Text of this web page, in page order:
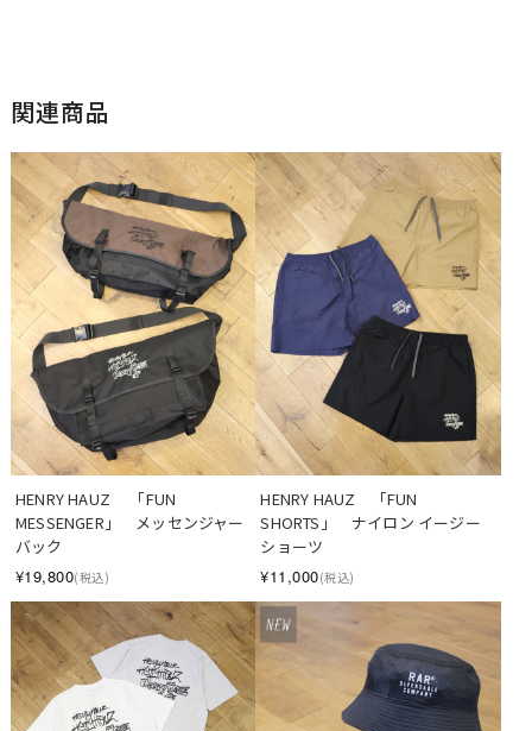
関連商品
HENRY HAUZ 　「FUN
MESSENGER」　メッセンジャー
バック
¥19,800(税込)
HENRY HAUZ　「FUN
SHORTS」　ナイロン イージー
ショーツ
¥11,000(税込)